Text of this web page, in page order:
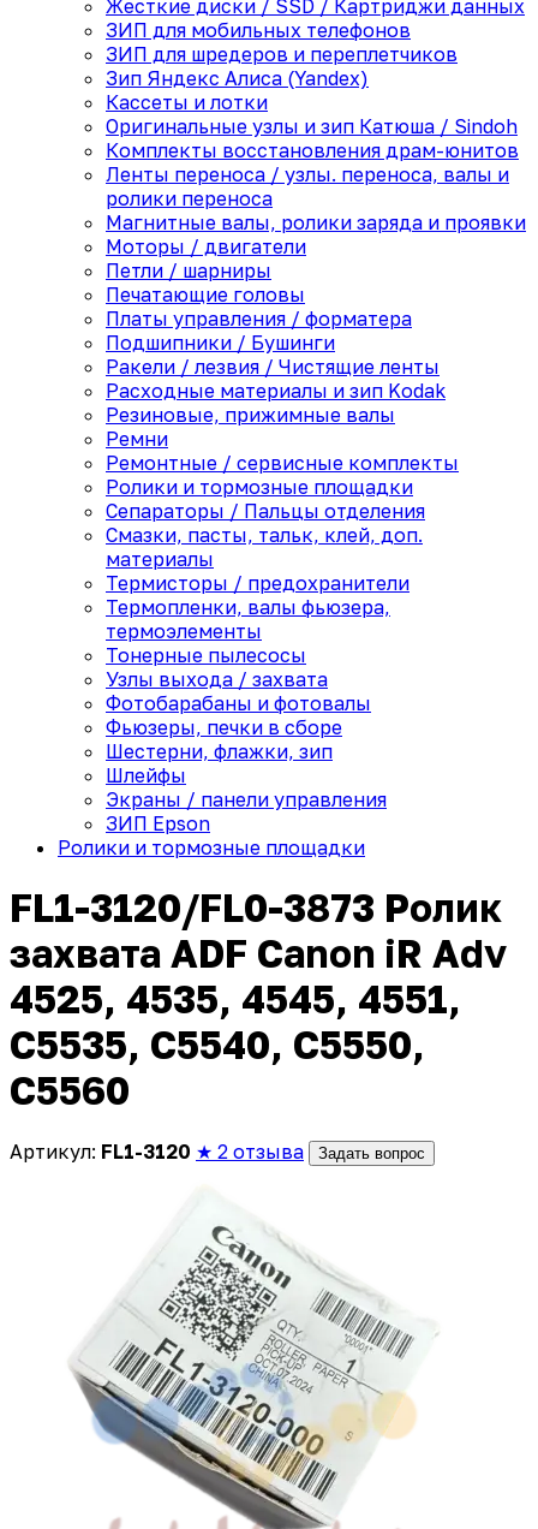
Жесткие диски / SSD / Картриджи данных
ЗИП для мобильных телефонов
ЗИП для шредеров и переплетчиков
Зип Яндекс Алиса (Yandex)
Кассеты и лотки
Оригинальные узлы и зип Катюша / Sindoh
Комплекты восстановления драм-юнитов
Ленты переноса / узлы. переноса, валы и
ролики переноса
Магнитные валы, ролики заряда и проявки
Моторы / двигатели
Петли / шарниры
Печатающие головы
Платы управления / форматера
Подшипники / Бушинги
Ракели / лезвия / Чистящие ленты
Расходные материалы и зип Kodak
Резиновые, прижимные валы
Ремни
Ремонтные / сервисные комплекты
Ролики и тормозные площадки
Сепараторы / Пальцы отделения
Смазки, пасты, тальк, клей, доп.
материалы
Термисторы / предохранители
Термопленки, валы фьюзера,
термоэлементы
Тонерные пылесосы
Узлы выхода / захвата
Фотобарабаны и фотовалы
Фьюзеры, печки в сборе
Шестерни, флажки, зип
Шлейфы
Экраны / панели управления
ЗИП Epson
Ролики и тормозные площадки
FL1-3120/FL0-3873 Ролик
захвата ADF Canon iR Adv
4525, 4535, 4545, 4551,
C5535, С5540, С5550,
С5560
Артикул: FL1-3120 ★ 2 отзыва Задать вопрос